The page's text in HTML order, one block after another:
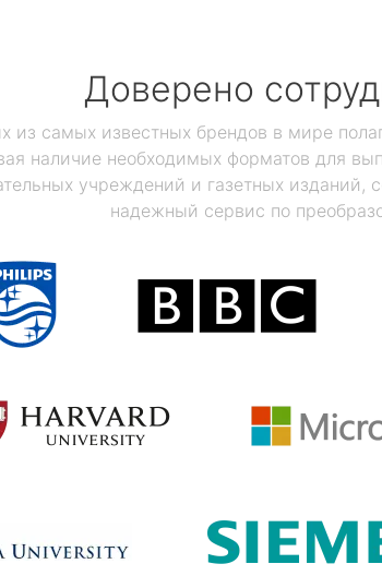
Доверено
из самых известных брендов в мире
наличие необходимых форматов для
учреждений и газетных изданий,
надежный сервис по